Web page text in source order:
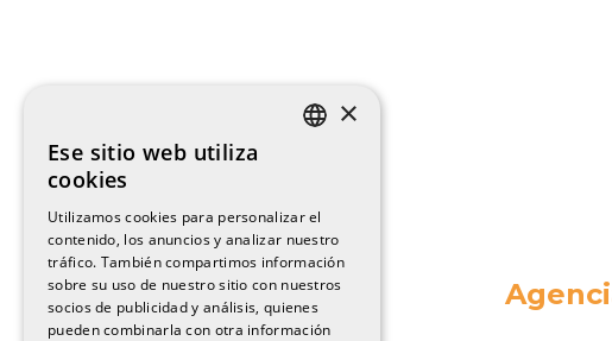
SPANISH
FRENCH
×
Ese sitio web utiliza
cookies
Utilizamos cookies para personalizar el
contenido, los anuncios y analizar nuestro
tráfico. También compartimos información
sobre su uso de nuestro sitio con nuestros
socios de publicidad y análisis, quienes
pueden combinarla con otra información